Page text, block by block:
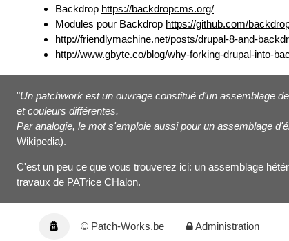
Backdrop https://backdropcms.org/
Modules pour Backdrop https://github.com/
http://friendlymachine.net/posts/drupal-8-and-
http://www.gbyte.co/blog/why-forking-drupal-into-
"Un patchwork est un ouvrage constitué d'un assemblage
et couleurs différentes.
Par analogie, le mot s'emploie aussi pour un assemblage
Wikipedia).
C'est un peu ce que vous trouverez ici: un assemblage
travaux de PATrice CHalon.
© Patch-Works.be Administration